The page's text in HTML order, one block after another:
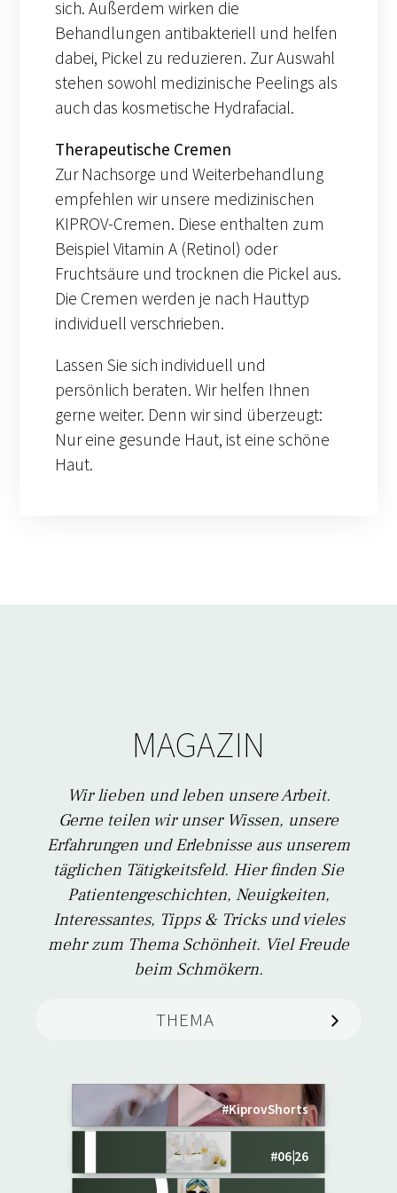
sich. Außerdem wirken die
Behandlungen antibakteriell und helfen
dabei, Pickel zu reduzieren. Zur Auswahl
stehen sowohl medizinische Peelings als
auch das kosmetische Hydrafacial.
Therapeutische Cremen
Zur Nachsorge und Weiterbehandlung
empfehlen wir unsere medizinischen
KIPROV-Cremen. Diese enthalten zum
Beispiel Vitamin A (Retinol) oder
Fruchtsäure und trocknen die Pickel aus.
Die Cremen werden je nach Hauttyp
individuell verschrieben.
Lassen Sie sich individuell und
persönlich beraten. Wir helfen Ihnen
gerne weiter. Denn wir sind überzeugt:
Nur eine gesunde Haut, ist eine schöne
Haut.
MAGAZIN
Wir lieben und leben unsere Arbeit.
Gerne teilen wir unser Wissen, unsere
Erfahrungen und Erlebnisse aus unserem
täglichen Tätigkeitsfeld. Hier finden Sie
Patientengeschichten, Neuigkeiten,
Interessantes, Tipps & Tricks und vieles
mehr zum Thema Schönheit. Viel Freude
beim Schmökern.
THEMA
Presse
Schönheit
Sommer
Leichtes Peeling
#KiprovShorts
#06|26
manchmal Nein
sagen
Die unsichtbare Frau
Bye-bye Frühling –
Willkommen